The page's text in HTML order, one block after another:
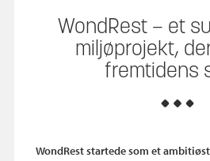
WondRest – et
miljøprojekt,
fremtidens
WondRest startede som et